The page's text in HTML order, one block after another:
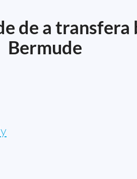
de a transfera
Bermude